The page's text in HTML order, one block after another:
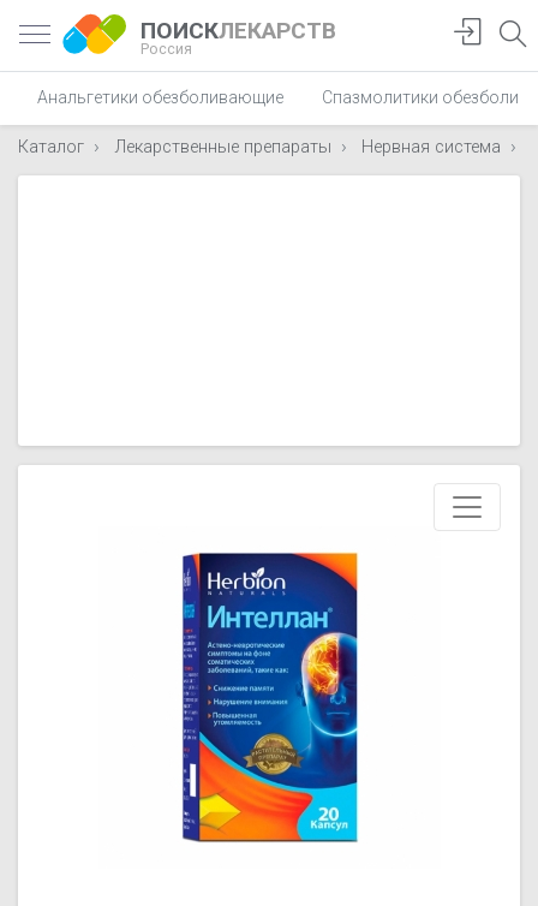
ПОИСКЛЕКАРСТВ
Россия
Анальгетики обезболивающие Спазмолитики
Каталог Лекарственные препараты Нервная система